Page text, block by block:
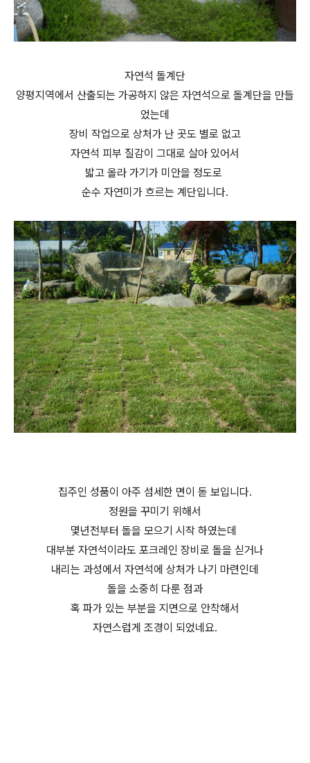
자연석 돌계단
양평지역에서 산출되는 가공하지 않은 자연석으로 돌계단을 만들
었는데
장비 작업으로 상처가 난 곳도 별로 없고
자연석 피부 질감이 그대로 살아 있어서
밟고 올라 가기가 미안을 정도로
순수 자연미가 흐르는 계단입니다.
집주인 성품이 아주 섬세한 면이 돋 보입니다.
정원을 꾸미기 위해서
몇년전부터 돌을 모으기 시작 하였는데
대부분 자연석이라도 포크레인 장비로 돌을 싣거나
내리는 과성에서 자연석에 상처가 나기 마련인데
돌을 소중히 다룬 점과
혹 파가 있는 부분을 지면으로 안착해서
자연스럽게 조경이 되었네요.